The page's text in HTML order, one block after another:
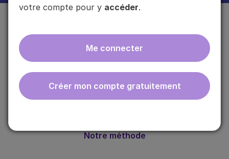
votre compte pour y accéder.
Me connecter
Créer mon compte gratuitement
ebmfrance est une base de connaissances médicales
gratuite adaptée à la pratique de la médecine générale.
Notre méthode